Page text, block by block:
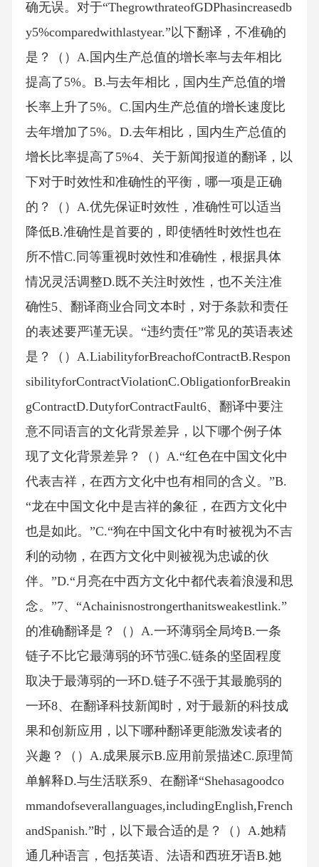
确无误。对于“ThegrowthrateofGDPhasincreasedb
y5%comparedwithlastyear.”以下翻译，不准确的
是？（）A.国内生产总值的增长率与去年相比
提高了5%。B.与去年相比，国内生产总值的增
长率上升了5%。C.国内生产总值的增长速度比
去年增加了5%。D.去年相比，国内生产总值的
增长比率提高了5%4、关于新闻报道的翻译，以
下对于时效性和准确性的平衡，哪一项是正确
的？（）A.优先保证时效性，准确性可以适当
降低B.准确性是首要的，即使牺牲时效性也在
所不惜C.同等重视时效性和准确性，根据具体
情况灵活调整D.既不关注时效性，也不关注准
确性5、翻译商业合同文本时，对于条款和责任
的表述要严谨无误。“违约责任”常见的英语表述
是？（）A.LiabilityforBreachofContractB.Respon
sibilityforContractViolationC.ObligationforBreakin
gContractD.DutyforContractFault6、翻译中要注
意不同语言的文化背景差异，以下哪个例子体
现了文化背景差异？（）A.“红色在中国文化中
代表吉祥，在西方文化中也有相同的含义。”B.
“龙在中国文化中是吉祥的象征，在西方文化中
也是如此。”C.“狗在中国文化中有时被视为不吉
利的动物，在西方文化中则被视为忠诚的伙
伴。”D.“月亮在中西方文化中都代表着浪漫和思
念。”7、“Achainisnostrongerthanitsweakestlink.”
的准确翻译是？（）A.一环薄弱全局垮B.一条
链子不比它最薄弱的环节强C.链条的坚固程度
取决于最薄弱的一环D.链子不强于其最脆弱的
一环8、在翻译科技新闻时，对于最新的科技成
果和创新应用，以下哪种翻译更能激发读者的
兴趣？（）A.成果展示B.应用前景描述C.原理简
单解释D.与生活联系9、在翻译“Shehasagoodco
mmandofseverallanguages,includingEnglish,French
andSpanish.”时，以下最合适的是？（）A.她精
通几种语言，包括英语、法语和西班牙语B.她